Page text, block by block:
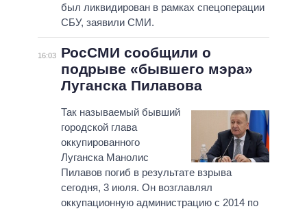
был ликвидирован в рамках спецоперации
СБУ, заявили СМИ.
16:03
РосСМИ сообщили о
подрыве «бывшего мэра»
Луганска Пилавова
Так называемый бывший
городской глава
оккупированного
Луганска Манолис
Пилавов погиб в результате взрыва
сегодня, 3 июля. Он возглавлял
оккупационную администрацию с 2014 по